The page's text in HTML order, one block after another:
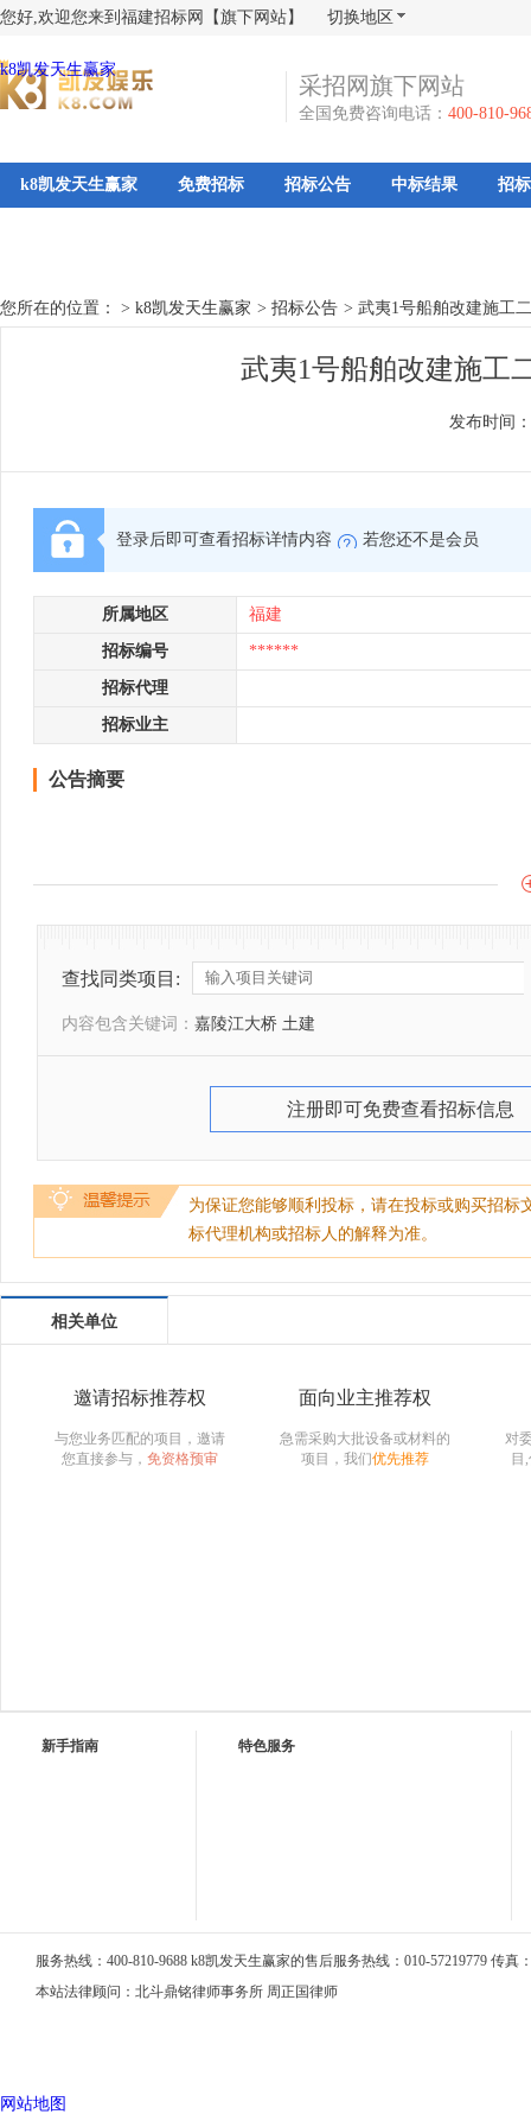
您好,欢迎您来到福建招标网【旗下网站】 切换地区
k8凯发天生赢家
采招网旗下网站
全国免费咨询电话： 400-810-
k8凯发天生赢家 免费招标 招标公告 中标结果 招
您所在的位置： > k8凯发天生赢家 > 招标公告 > 武夷1号船舶改建施工
武夷1号船舶改建施工
发布时间：
登录后即可查看招标详情内容 若您还不是会员
所属地区 福建
招标编号 ******
招标代理
招标业主
公告摘要
查找同类项目:
内容包含关键词： 嘉陵江大桥 土建
注册即可免费查看招标信息
为保证您能够顺利投标，请在投标或购买招
标代理机构或招标人的解释为准。
相关单位
邀请招标推荐权
与您业务匹配的项目，邀请
您直接参与， 免资格预审
面向业主推荐权
急需采购大批设备或材料的
项目，我们优先推荐
对
目
新手指南 特色服务
服务热线：400-810-9688 k8凯发天生赢家的售后服务热线：010-57219779 传真
本站法律顾问：北斗鼎铭律师事务所 周正国律师
网站地图